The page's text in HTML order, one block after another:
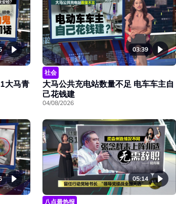
大马青
03:39
社会
大马公共充电站数量不足 电车车主自
己花钱建
04/08/2026
05:14
八点最热报